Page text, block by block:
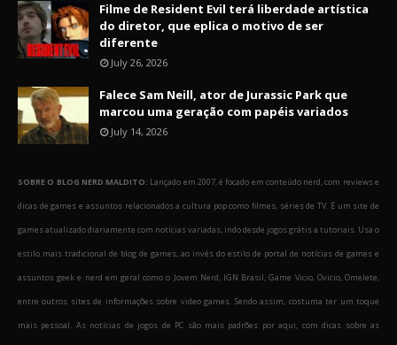
Filme de Resident Evil terá liberdade artística
do diretor, que eplica o motivo de ser
diferente
July 26, 2026
Falece Sam Neill, ator de Jurassic Park que
marcou uma geração com papéis variados
July 14, 2026
SOBRE O BLOG NERD MALDITO: Lançado em 2007, é focado em conteúdo nerd, com reviews e
dicas de games e assuntos relacionados a cultura pop como filmes, séries de TV. É um site de
games atualizado diariamente com notícias variadas, indo desde jogos grátis a tutoriais. Usa o
estilo mais tradicional de blog de games, ao invés do estilo de portal de notícias de games e
assuntos geek e nerd em geral como o Jovem Nerd, IGN Brasil, Game Vicio, Ovicio, Omelete,
entre outros sites de informações sobre video games. Sendo assim, costuma ter um toque
mais pessoal. As notícias de jogos de PC são mais padrões por aqui, com dicas sobre as